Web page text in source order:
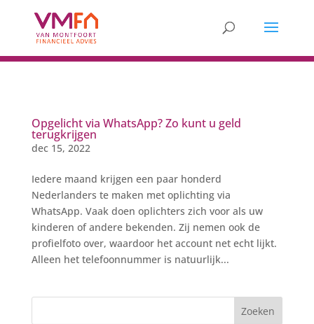
Opgelicht via WhatsApp? Zo kunt u geld
terugkrijgen
dec 15, 2022
Iedere maand krijgen een paar honderd
Nederlanders te maken met oplichting via
WhatsApp. Vaak doen oplichters zich voor als uw
kinderen of andere bekenden. Zij nemen ook de
profielfoto over, waardoor het account net echt lijkt.
Alleen het telefoonnummer is natuurlijk...